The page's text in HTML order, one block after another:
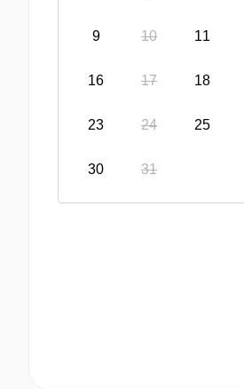
9 10 11
16 17 18
23 24 25
30 31